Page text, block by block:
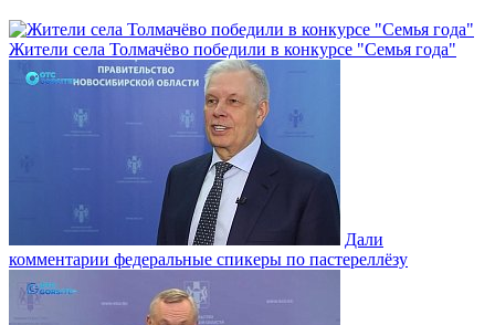
Жители села Толмачёво победили в конкурсе "Семья года"
Дали
комментарии федеральные спикеры по пастереллёзу